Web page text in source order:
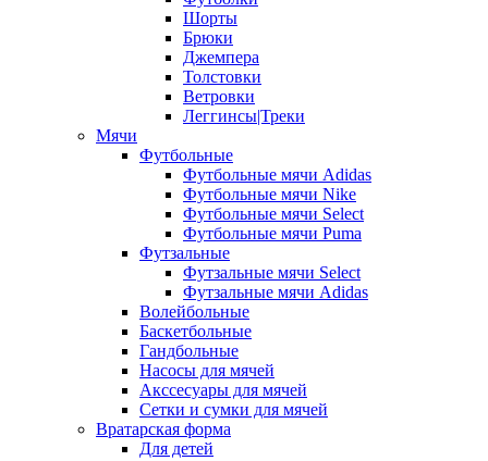
Шорты
Брюки
Джемпера
Толстовки
Ветровки
Леггинсы|Треки
Мячи
Футбольные
Футбольные мячи Adidas
Футбольные мячи Nike
Футбольные мячи Select
Футбольные мячи Puma
Футзальные
Футзальные мячи Select
Футзальные мячи Adidas
Волейбольные
Баскетбольные
Гандбольные
Насосы для мячей
Акссесуары для мячей
Сетки и сумки для мячей
Вратарская форма
Для детей